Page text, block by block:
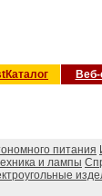
питания
и лампы